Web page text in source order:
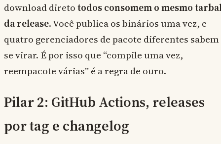
download diretotodos consomem o mesmo
da release. Você publica os binários uma vez, e
quatro gerenciadores de pacote diferentes sabem
se virar. É por isso que “compile uma vez,
reempacote várias” é a regra de ouro.
Pilar 2: GitHub Actions, releases
por tag e changelog